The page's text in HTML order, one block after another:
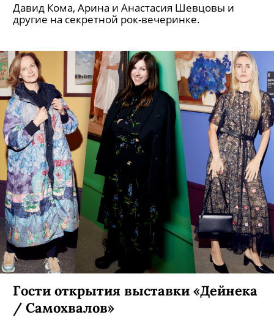
Давид Кома, Арина и Анастасия Шевцовы и
другие на секретной рок-вечеринке.
Гости открытия выставки «Дейнека
/ Самохвалов»